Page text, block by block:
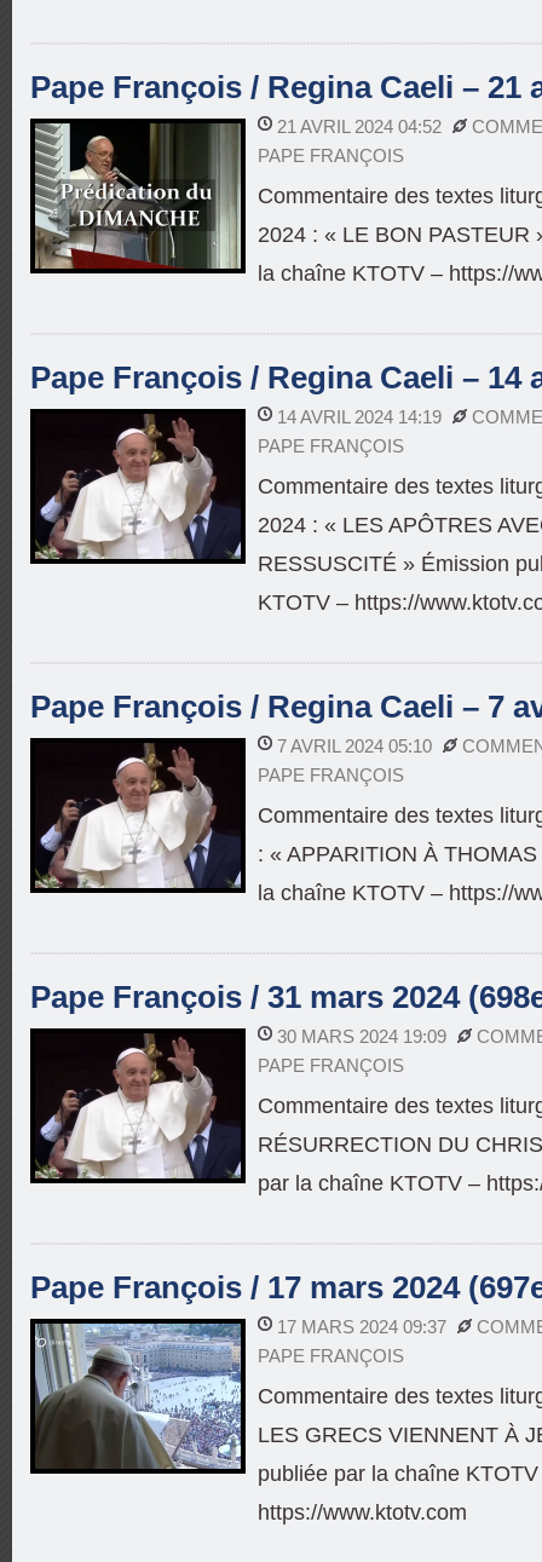
Pape François / Regina Caeli – 21
21 AVRIL 2024 04:52
PAPE FRANÇOIS
Commentaire des textes
2024 : « LE BON PASTEUR
la chaîne KTOTV – https://
Pape François / Regina Caeli – 14
14 AVRIL 2024 14:19
PAPE FRANÇOIS
Commentaire des textes
2024 : « LES APÔTRES
RESSUSCITÉ » Émission
KTOTV – https://
Pape François / Regina Caeli – 7
7 AVRIL 2024 05:10
PAPE FRANÇOIS
Commentaire des textes
: « APPARITION À
la chaîne KTOTV – https://
Pape François / 31 mars 2024
30 MARS 2024 19:09
PAPE FRANÇOIS
Commentaire des textes
RÉSURRECTION DU
par la chaîne KTOTV –
Pape François / 17 mars 2024
17 MARS 2024 09:37
PAPE FRANÇOIS
Commentaire des textes
LES GRECS VIENNENT À
publiée par la chaîne
https://www.ktotv.com